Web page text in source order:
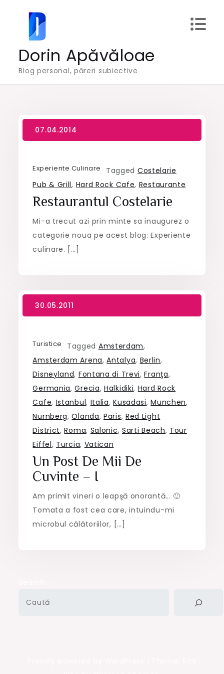
content
Dorin Apăvăloae
Blog personal, păreri subiective
Experiente Culinare Tagged Costelarie
Pub & Grill, Hard Rock Cafe, Restaurante
Restaurantul Costelarie
Mi-a trecut azi prin minte sa inaugurez o
categorie noua pe acest blog: Experiente
culinare. […]
Turistice Tagged Amsterdam,
Amsterdam Arena,Antalya, Berlin,
Disneyland, Fontana di Trevi,Franţa,
Germania,Grecia,Halkidiki, Hard Rock
Cafe, Istanbul, Italia,Kusadasi,Munchen,
Nurnberg,Olanda,Paris, Red Light
District,Roma, Salonic, Sarti Beach, Tour
Eiffel, Turcia, Vatican
Un Post De Mii De
Cuvinte – I
Am primit vineri o leapşă onorantă… 🙂
Tomata a fost cea care, intuindu-mi
microbul călătoriilor, […]